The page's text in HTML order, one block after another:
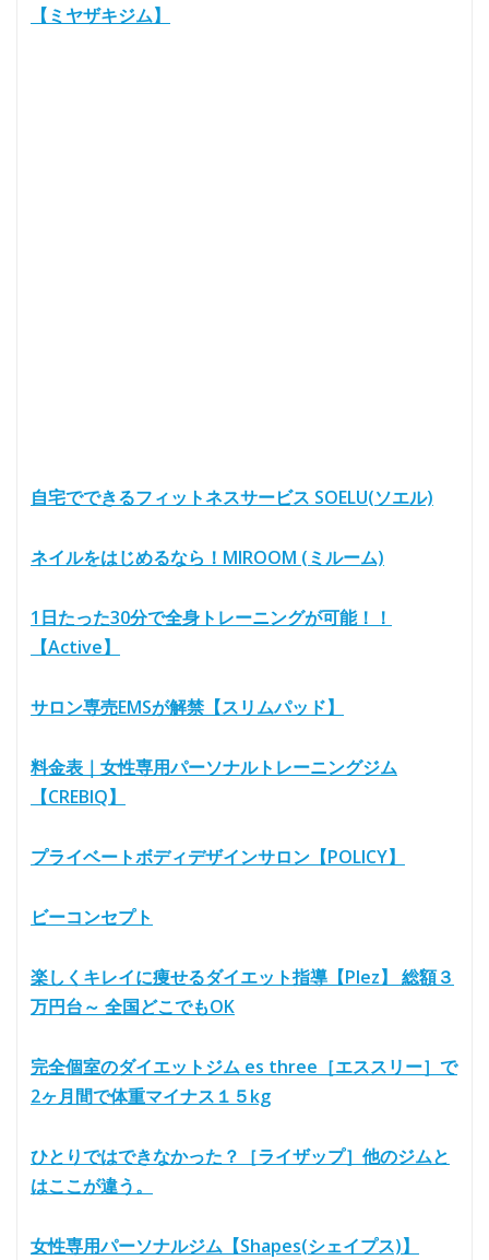
【ミヤザキジム】
自宅でできるフィットネスサービス SOELU(ソエル)
ネイルをはじめるなら！MIROOM (ミルーム)
1日たった30分で全身トレーニングが可能！！
【Active】
サロン専売EMSが解禁【スリムパッド】
料金表｜女性専用パーソナルトレーニングジム
【CREBIQ】
プライベートボディデザインサロン【POLICY】
ビーコンセプト
楽しくキレイに痩せるダイエット指導【Plez】 総額３
万円台～ 全国どこでもOK
完全個室のダイエットジム es three［エススリー］で
2ヶ月間で体重マイナス１５kg
ひとりではできなかった？［ライザップ］他のジムと
はここが違う。
女性専用パーソナルジム【Shapes(シェイプス)】